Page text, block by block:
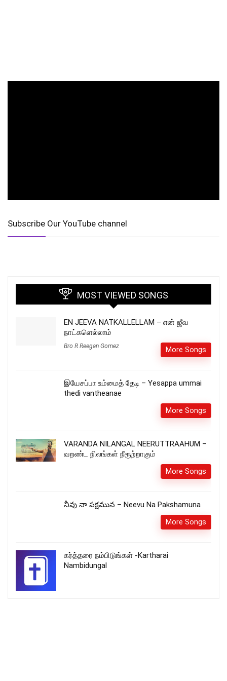
Subscribe Our YouTube channel
MOST VIEWED SONGS
EN JEEVA NATKALLELLAM – என் ஜீவ
நாட்களெல்லாம்
Bro R Reegan Gomez More Songs
இயேசப்பா உம்மைத் தேடி – Yesappa ummai
thedi vantheanae
More Songs
VARANDA NILANGAL NEERUTTRAAHUM –
வறண்ட நிலங்கள் நீரூற்றாகும்
More Songs
నీవు నా పక్షమున – Neevu Na Pakshamuna
More Songs
கர்த்தரை நம்பிடுங்கள் -Kartharai
Nambidungal